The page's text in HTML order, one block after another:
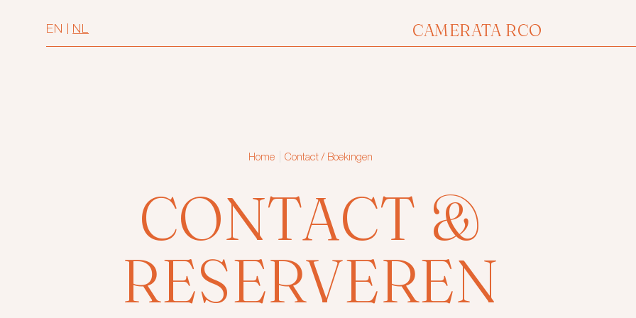
CAMERATA RCO
EN NL
Home Contact / Boekingen
CONTACT &
RESERVEREN